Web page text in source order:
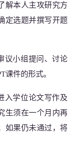
解本人主攻研究方
定选题并撰写开题
议小组提问、讨论
课件的形式。
入学位论文写作及
生须在一个月内再
如果仍未通过，将